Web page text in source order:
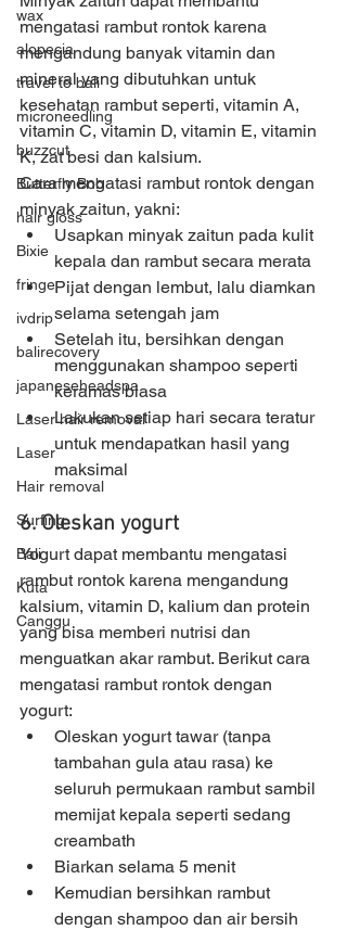
wax
alopecia
travel to bali
microneedling
buzzcut
Butterfly Bob
hair gloss
Bixie
fringe
ivdrip
balirecovery
japaneseheadspa
Laser hair removal
Laser
Hair removal
Surfing
Bali
Kuta
Canggu
mengatasi rambut rontok karena
mengandung banyak vitamin dan
mineral yang dibutuhkan untuk
kesehatan rambut seperti, vitamin A,
vitamin C, vitamin D, vitamin E, vitamin
K, zat besi dan kalsium.
Cara mengatasi rambut rontok dengan
minyak zaitun, yakni:
Usapkan minyak zaitun pada kulit
kepala dan rambut secara merata
Pijat dengan lembut, lalu diamkan
selama setengah jam
Setelah itu, bersihkan dengan
menggunakan shampoo seperti
keramas biasa
Lakukan setiap hari secara teratur
untuk mendapatkan hasil yang
maksimal
6. Oleskan yogurt
Yogurt dapat membantu mengatasi
rambut rontok karena mengandung
kalsium, vitamin D, kalium dan protein
yang bisa memberi nutrisi dan
menguatkan akar rambut. Berikut cara
mengatasi rambut rontok dengan
yogurt:
Oleskan yogurt tawar (tanpa
tambahan gula atau rasa) ke
seluruh permukaan rambut sambil
memijat kepala seperti sedang
creambath
Biarkan selama 5 menit
Kemudian bersihkan rambut
dengan shampoo dan air bersih